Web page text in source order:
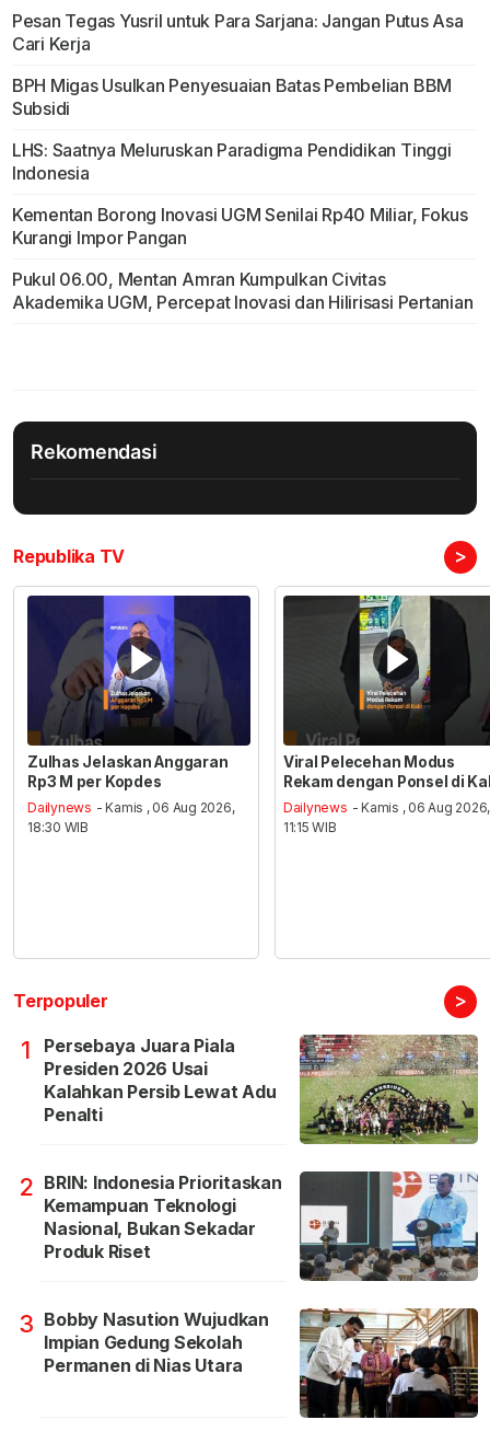
Pesan Tegas Yusril untuk Para Sarjana: Jangan Putus Asa
Cari Kerja
BPH Migas Usulkan Penyesuaian Batas Pembelian BBM
Subsidi
LHS: Saatnya Meluruskan Paradigma Pendidikan Tinggi
Indonesia
Kementan Borong Inovasi UGM Senilai Rp40 Miliar, Fokus
Kurangi Impor Pangan
Pukul 06.00, Mentan Amran Kumpulkan Civitas
Akademika UGM, Percepat Inovasi dan Hilirisasi Pertanian
Rekomendasi
Republika TV >
Zulhas Jelaskan Anggaran
Rp3 M per Kopdes
Dailynews - Kamis , 06 Aug 2026,
18:30 WIB
Viral Pelecehan Modus
Rekam dengan Ponsel di
Dailynews - Kamis , 06 Aug 2026,
11:15 WIB
Terpopuler >
1
Persebaya Juara Piala
Presiden 2026 Usai
Kalahkan Persib Lewat Adu
Penalti
2 BRIN: Indonesia Prioritaskan
Kemampuan Teknologi
Nasional, Bukan Sekadar
Produk Riset
3 Bobby Nasution Wujudkan
Impian Gedung Sekolah
Permanen di Nias Utara